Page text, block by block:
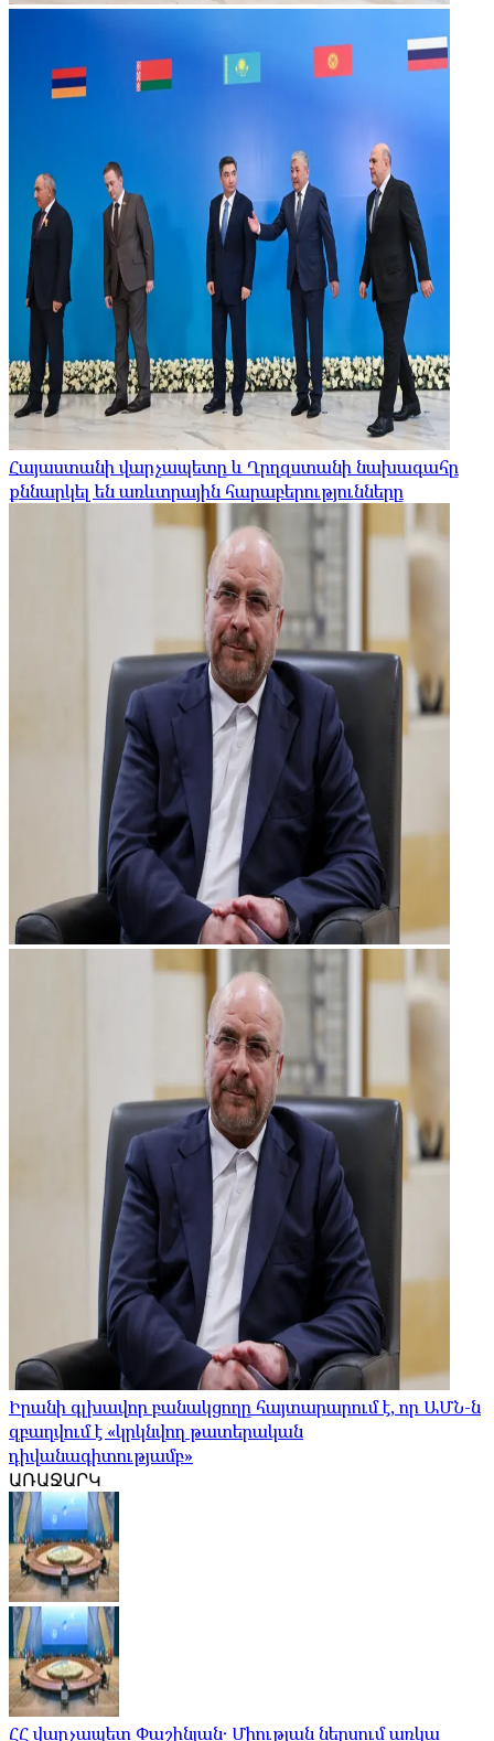
Հայաստանի վարչապետը և Ղրղզստանի նախագահը
քննարկել են առևտրային հարաբերությունները
Իրանի գլխավոր բանակցողը հայտարարում է, որ ԱՄՆ-ն
զբաղվում է «կրկնվող թատերական
դիվանագիտությամբ»
ԱՌԱՋԱՐԿ
ՀՀ վարչապետ Փաշինյան․ Միության ներսում առկա